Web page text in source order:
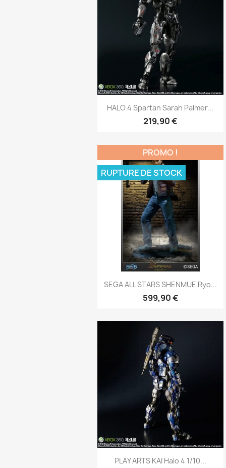
Aperçu rapide
HALO 4 Spartan Sarah Palmer...
219,90 €
 Aperçu rapide
SEGA ALL STARS SHENMUE Ryo...
599,90 €
PROMO !
RUPTURE DE STOCK
Aperçu rapide
PLAY ARTS KAI Halo 4 1/10...